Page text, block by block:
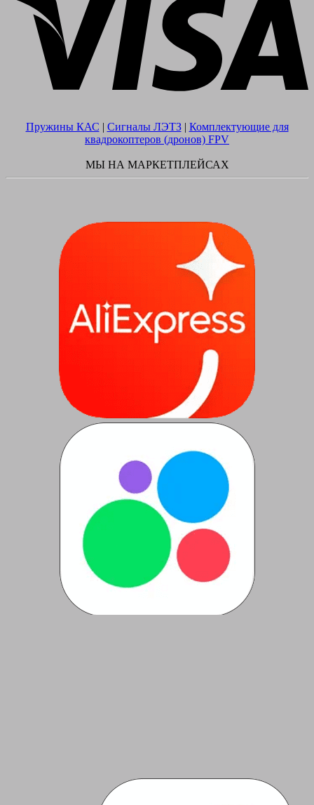
Пружины КАС | Сигналы ЛЭТЗ| Комплектующие для
квадрокоптеров (дронов) FPV
МЫ НА МАРКЕТПЛЕЙСАХ